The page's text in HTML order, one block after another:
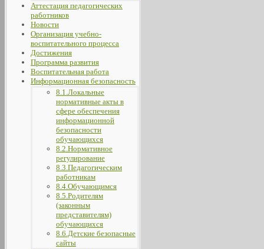
Аттестация педагогических
работников
Новости
Организация учебно-
воспитательного процесса
Достижения
Программа развития
Воспитательная работа
Информационная безопасность
8.1.Локальные
нормативные акты в
сфере обеспечения
информационной
безопасности
обучающихся
8.2.Нормативное
регулирование
8.3.Педагогическим
работникам
8.4.Обучающимся
8.5.Родителям
(законным
представителям)
обучающихся
8.6.Детские безопасные
сайты